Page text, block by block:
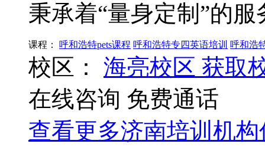
秉承着“量身定制”的服
课程： 呼和浩特pets课程 呼和浩特专四英语培训 呼和浩
校区： 海亮校区 获取
在线咨询 免费通话
查看更多济南培训机构